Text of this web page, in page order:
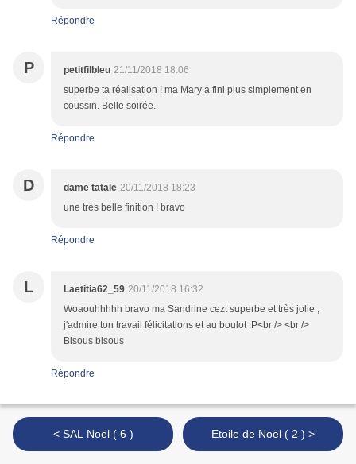
Répondre
P petitfilbleu 21/11/2018 18:06
superbe ta réalisation ! ma Mary a fini plus simplement en
coussin. Belle soirée.
Répondre
D dame tatale 20/11/2018 18:23
une très belle finition ! bravo
Répondre
L Laetitia62_59 20/11/2018 16:32
Woaouhhhhh bravo ma Sandrine cezt superbe et très jolie ,
j'admire ton travail félicitations et au boulot :P<br /> <br />
Bisous bisous
Répondre
< SAL Noël ( 6 ) Etoile de Noël ( 2 ) >